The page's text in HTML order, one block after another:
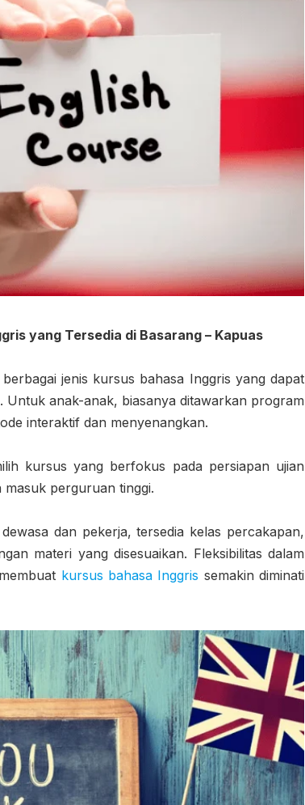
yang Tersedia di Basarang – Kapuas
jenis kursus bahasa Inggris yang dapat
Untuk anak-anak, biasanya ditawarkan program
interaktif dan menyenangkan.
kursus yang berfokus pada persiapan ujian
masuk perguruan tinggi.
dan pekerja, tersedia kelas percakapan,
materi yang disesuaikan. Fleksibilitas dalam
kursus bahasa Inggris semakin diminati